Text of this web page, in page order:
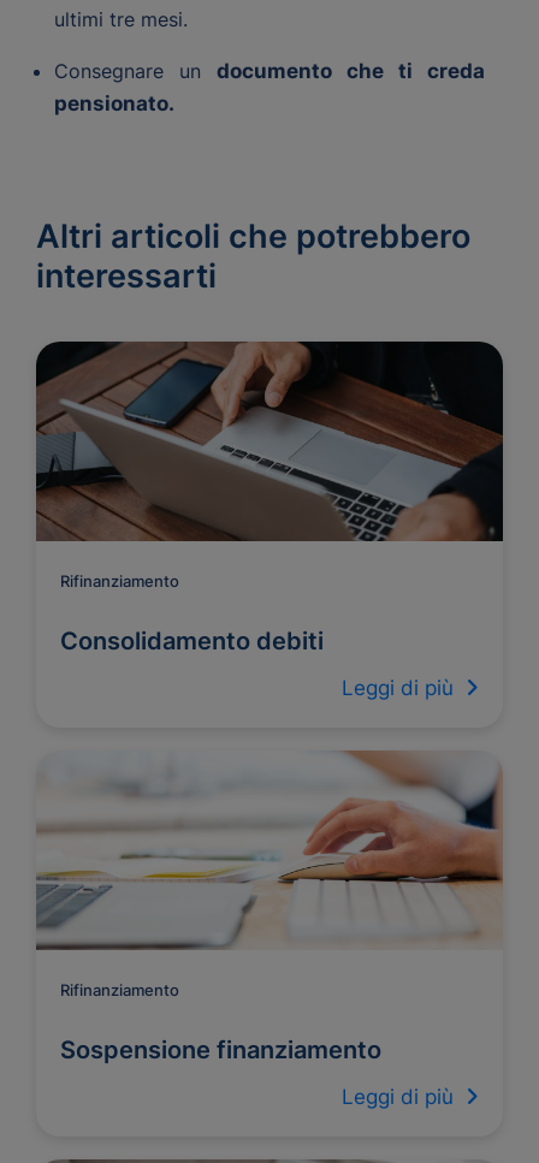
ultimi tre mesi.
Consegnare un documento che ti creda
pensionato.
Altri articoli che potrebbero
interessarti
Rifinanziamento
Consolidamento debiti
Leggi di più
Rifinanziamento
Sospensione finanziamento
Leggi di più